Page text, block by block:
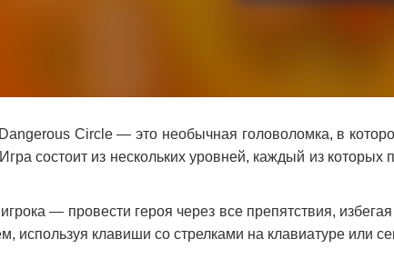
Circle — это необычная головоломка, в
состоит из нескольких уровней, каждый из
— провести героя через все препятствия,
используя клавиши со стрелками на клавиатуре или